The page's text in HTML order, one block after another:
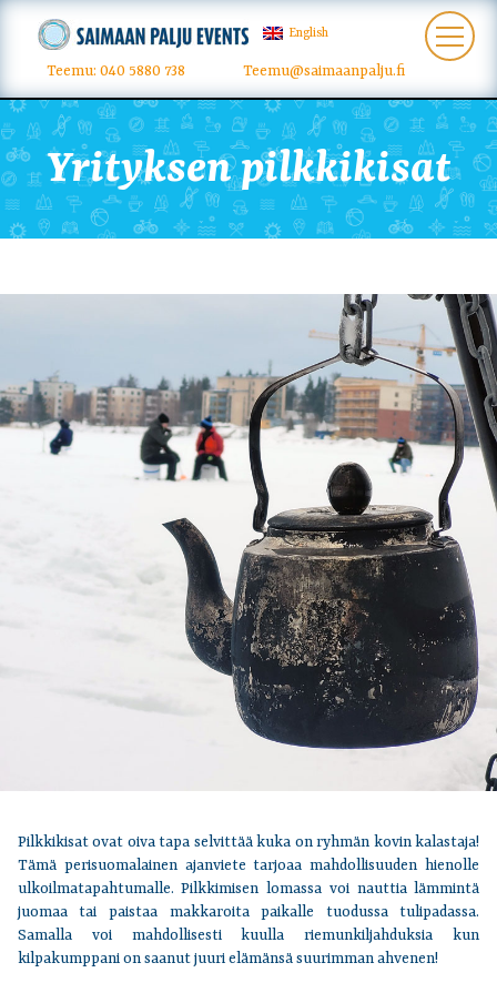
English
Teemu: 040 5880 738 Teemu@saimaanpalju.fi
Yrityksen pilkkikisat
Pilkkikisat ovat oiva tapa selvittää kuka on ryhmän kovin kalastaja!
Tämä perisuomalainen ajanviete tarjoaa mahdollisuuden hienolle
ulkoilmatapahtumalle. Pilkkimisen lomassa voi nauttia lämmintä
juomaa tai paistaa makkaroita paikalle tuodussa tulipadassa.
Samalla voi mahdollisesti kuulla riemunkiljahduksia kun
kilpakumppani on saanut juuri elämänsä suurimman ahvenen!